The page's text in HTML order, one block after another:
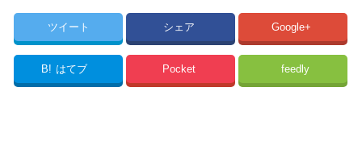
ツイート シェア Google+
B! はてブ Pocket feedly